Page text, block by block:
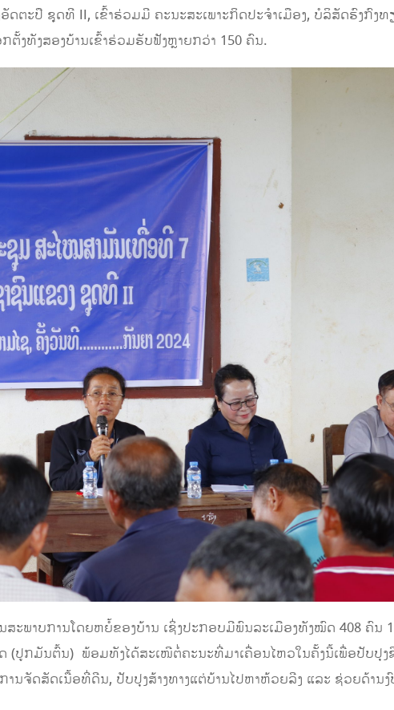
ຕະປື ຊຸດທີ II,​ ເຂົ້າຮ່ວມມີ ຄະນະສະເພາະກິດປະຈໍາເມືອງ, ບໍລິສັດຮົງກົງທ
ງທັງສອງບ້ານເຂົ້າຮ່ວມຮັບຟັງຫຼາຍກວ່າ​ 150 ຄົນ.
ະພາບການໂດຍຫຍໍ້ຂອງບ້ານ ເຊິ່ງປະກອບມີພົນລະເມືອງທັງໝົດ 408 ຄົນ
(ປູກມັນຕົ້ນ) ພ້ອມທັງໄດ້ສະເໜີຕໍ່ຄະນະທີ່ມາເຄື່ອນໄຫວໃນຄັ້ງນີ້ເພື່ອປັບປຸງ
ຈັດສັດເນື້ອທີ່ດີນ, ປັບປຸງສ້າງທາງແຕ່ບ້ານໄປຫາຫ້ວຍລີງ ແລະ ຊ່ວຍດ້ານງົ